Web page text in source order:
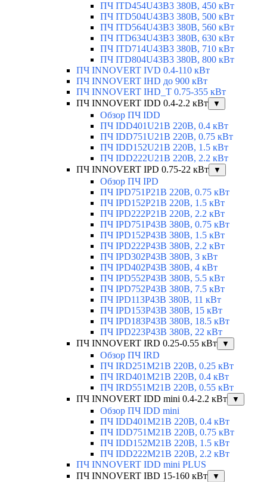
ПЧ ITD454U43B3 380В, 450 кВт
ПЧ ITD504U43B3 380В, 500 кВт
ПЧ ITD564U43B3 380В, 560 кВт
ПЧ ITD634U43B3 380В, 630 кВт
ПЧ ITD714U43B3 380В, 710 кВт
ПЧ ITD804U43B3 380В, 800 кВт
ПЧ INNOVERT IVD 0.4-110 кВт
ПЧ INNOVERT IHD до 900 кВт
ПЧ INNOVERT IHD_T 0.75-355 кВт
ПЧ INNOVERT IDD 0.4-2.2 кВт
▼
Обзор ПЧ IDD
ПЧ IDD401U21B 220В, 0.4 кВт
ПЧ IDD751U21B 220В, 0.75 кВт
ПЧ IDD152U21B 220В, 1.5 кВт
ПЧ IDD222U21B 220В, 2.2 кВт
ПЧ INNOVERT IPD 0.75-22 кВт
▼
Обзор ПЧ IPD
ПЧ IPD751P21B 220В, 0.75 кВт
ПЧ IPD152P21B 220В, 1.5 кВт
ПЧ IPD222P21B 220В, 2.2 кВт
ПЧ IPD751P43B 380В, 0.75 кВт
ПЧ IPD152P43B 380В, 1.5 кВт
ПЧ IPD222P43B 380В, 2.2 кВт
ПЧ IPD302P43B 380В, 3 кВт
ПЧ IPD402P43B 380В, 4 кВт
ПЧ IPD552P43B 380В, 5.5 кВт
ПЧ IPD752P43B 380В, 7.5 кВт
ПЧ IPD113P43B 380В, 11 кВт
ПЧ IPD153P43B 380В, 15 кВт
ПЧ IPD183P43B 380В, 18.5 кВт
ПЧ IPD223P43B 380В, 22 кВт
ПЧ INNOVERT IRD 0.25-0.55 кВт
▼
Обзор ПЧ IRD
ПЧ IRD251M21B 220В, 0.25 кВт
ПЧ IRD401M21B 220В, 0.4 кВт
ПЧ IRD551M21B 220В, 0.55 кВт
ПЧ INNOVERT IDD mini 0.4-2.2 кВт
▼
Обзор ПЧ IDD mini
ПЧ IDD401M21B 220В, 0.4 кВт
ПЧ IDD751M21B 220В, 0.75 кВт
ПЧ IDD152M21B 220В, 1.5 кВт
ПЧ IDD222M21B 220В, 2.2 кВт
ПЧ INNOVERT IDD mini PLUS
ПЧ INNOVERT IBD 15-160 кВт
▼